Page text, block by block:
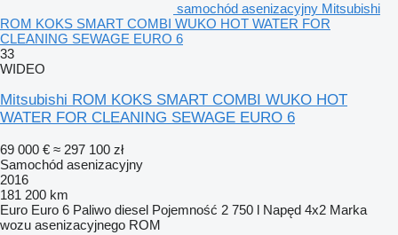
samochód asenizacyjny Mitsubishi
ROM KOKS SMART COMBI WUKO HOT WATER FOR
CLEANING SEWAGE EURO 6
33
WIDEO
Mitsubishi ROM KOKS SMART COMBI WUKO HOT
WATER FOR CLEANING SEWAGE EURO 6
69 000 € ≈ 297 100 zł
Samochód asenizacyjny
2016
181 200 km
Euro Euro 6 Paliwo diesel Pojemność 2 750 l Napęd 4x2 Marka
wozu asenizacyjnego ROM